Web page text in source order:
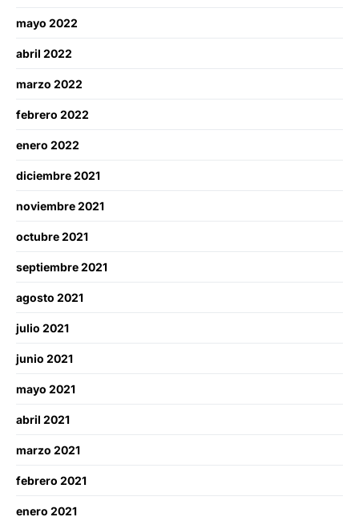
mayo 2022
abril 2022
marzo 2022
febrero 2022
enero 2022
diciembre 2021
noviembre 2021
octubre 2021
septiembre 2021
agosto 2021
julio 2021
junio 2021
mayo 2021
abril 2021
marzo 2021
febrero 2021
enero 2021